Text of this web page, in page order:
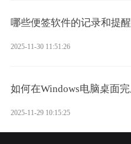
哪些便签软件的记录和提
2025-11-30 11:51:26
如何在Windows电脑桌面
2025-11-29 10:15:25